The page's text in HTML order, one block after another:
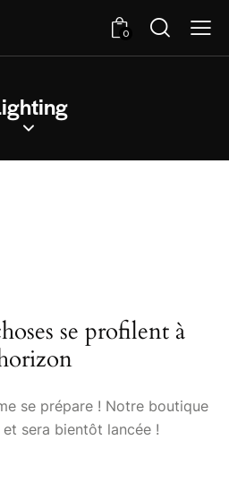
0
se profilent à
se prépare ! Notre boutique
sera bientôt lancée !